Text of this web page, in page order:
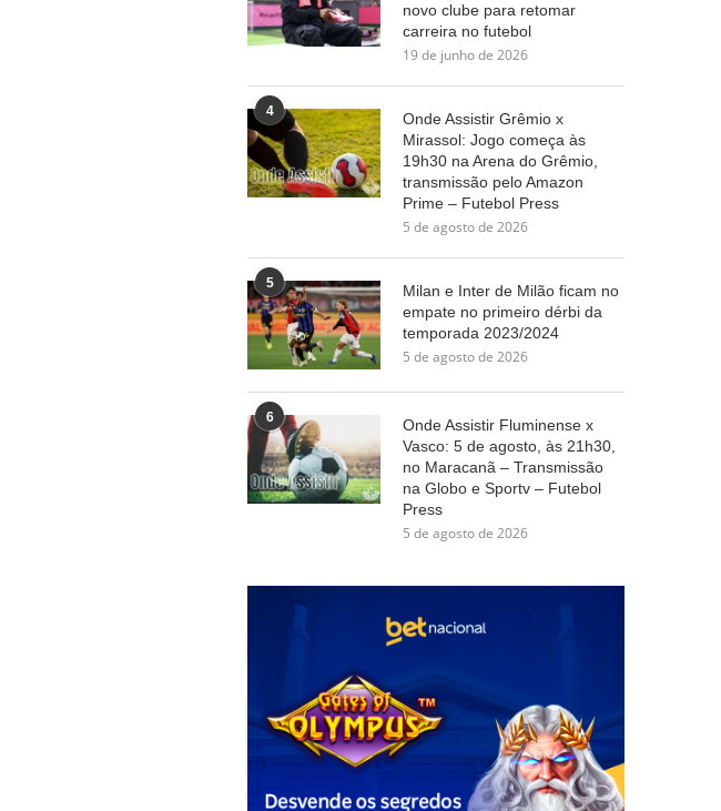
novo clube para retomar
carreira no futebol
19 de junho de 2026
4
Onde Assistir Grêmio x
Mirassol: Jogo começa às
19h30 na Arena do Grêmio,
transmissão pelo Amazon
Prime – Futebol Press
5 de agosto de 2026
5
Milan e Inter de Milão ficam no
empate no primeiro dérbi da
temporada 2023/2024
5 de agosto de 2026
6
Onde Assistir Fluminense x
Vasco: 5 de agosto, às 21h30,
no Maracanã – Transmissão
na Globo e Sportv – Futebol
Press
5 de agosto de 2026